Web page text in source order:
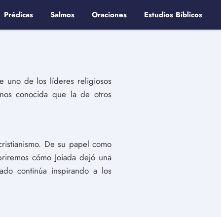
Prédicas Salmos Oraciones Estudios Bíblicos
uno de los líderes religiosos
conocida que la de otros
De su papel como
cómo Joiada dejó una
continúa inspirando a los